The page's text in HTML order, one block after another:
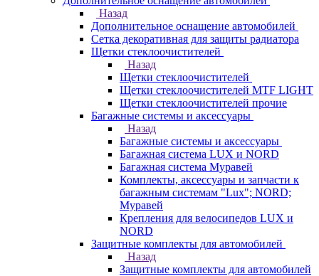
Назад
Дополнительное оснащение автомобилей
Сетка декоративная для защиты радиатора
Щетки стеклоочистителей
Назад
Щетки стеклоочистителей
Щетки стеклоочистителей MTF LIGHT
Щетки стеклоочистителей прочие
Багажные системы и аксессуары
Назад
Багажные системы и аксессуары
Багажная система LUX и NORD
Багажная система Муравей
Комплекты, аксессуары и запчасти к
багажным системам "Lux"; NORD;
Муравей
Крепления для велосипедов LUX и
NORD
Защитные комплекты для автомобилей
Назад
Защитные комплекты для автомобилей